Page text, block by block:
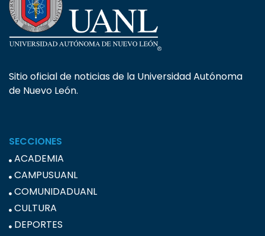
Sitio oficial de noticias de la Universidad Autónoma
de Nuevo León.
SECCIONES
ACADEMIA
CAMPUSUANL
COMUNIDADUANL
CULTURA
DEPORTES